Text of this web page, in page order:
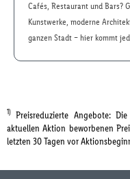
Cafés, Restaurant und Bars?
Kunstwerke, moderne
ganzen Stadt – hier kommt
1) Preisreduzierte Angebote:
aktuellen Aktion beworbenen
letzten 30 Tagen vor